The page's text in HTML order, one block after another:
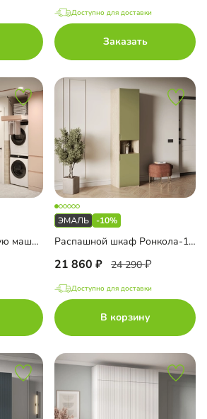
Доступно для доставки
Заказать
Шкаф под стиральную машину Пьоджа-2
-10%
Распашной шкаф Ронкола-1.1 Эмаль
21 860 24 290
Доступно для доставки
В корзину